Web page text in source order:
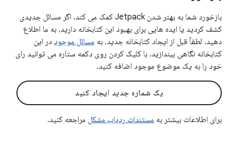
بازخورد شما به بهتر شدن Jetpack کمک می کند. اگر مسائل جدیدی
کشف کردید یا ایده هایی برای بهبود این کتابخانه دارید، به ما اطلاع
دهید. لطفاً قبل از ایجاد کتابخانه جدید، به مسائل موجود در این
کتابخانه نگاهی بیندازید. با کلیک کردن روی دکمه ستاره می توانید رای
خود را به یک موضوع موجود اضافه کنید.
یک شماره جدید ایجاد کنید
برای اطلاعات بیشتر به مستندات ردیاب مشکل مراجعه کنید.